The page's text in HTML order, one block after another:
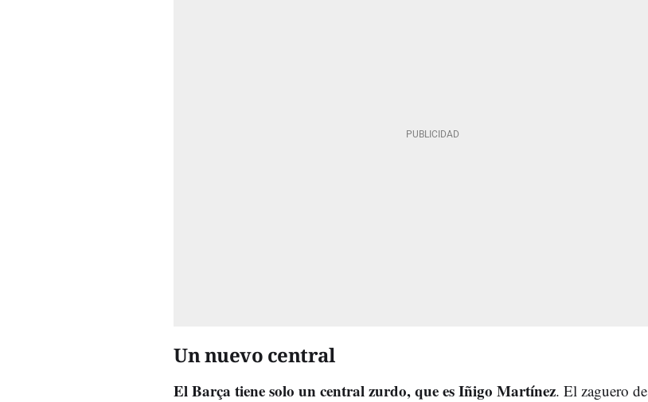
Un nuevo central
El Barça tiene solo un central zurdo, que es Iñigo Martínez. El zaguero de